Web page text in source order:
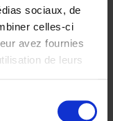
sociaux, de
celles-ci
avez fournies
de leurs